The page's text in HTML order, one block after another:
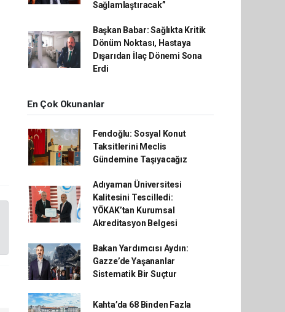
Sağlamlaştıracak”
Başkan Babar: Sağlıkta Kritik
Dönüm Noktası, Hastaya
Dışarıdan İlaç Dönemi Sona
Erdi
En Çok Okunanlar
Fendoğlu: Sosyal Konut
Taksitlerini Meclis
Gündemine Taşıyacağız
Adıyaman Üniversitesi
Kalitesini Tescilledi:
YÖKAK’tan Kurumsal
Akreditasyon Belgesi
Bakan Yardımcısı Aydın:
Gazze’de Yaşananlar
Sistematik Bir Suçtur
Kahta’da 68 Binden Fazla